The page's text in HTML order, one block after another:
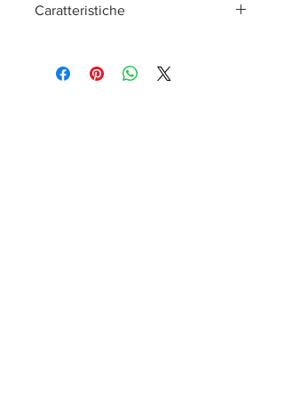
Per DomToms, invia un'e-mail a
Caratteristiche
24x34cm, interieur 170 gsm,
Peso: 1,5 kg